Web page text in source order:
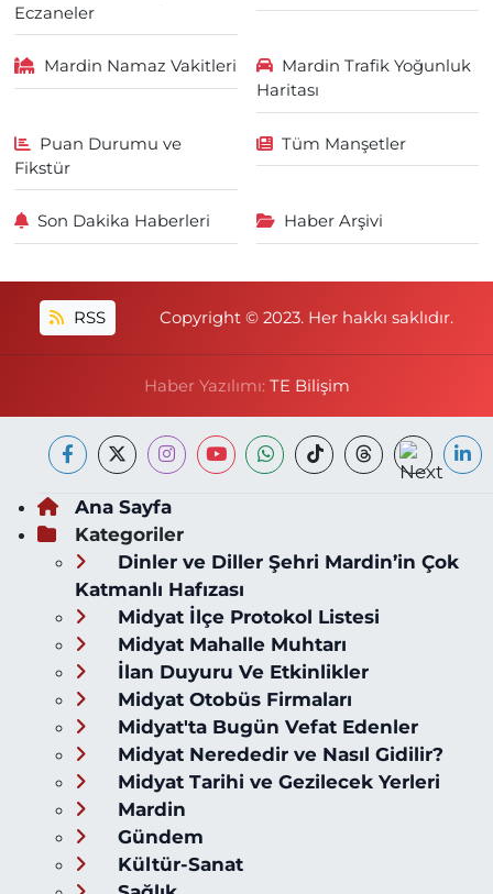
Eczaneler
Mardin Namaz Vakitleri
Mardin Trafik Yoğunluk
Haritası
Puan Durumu ve
Fikstür
Tüm Manşetler
Son Dakika Haberleri Haber Arşivi
RSS Copyright © 2023. Her hakkı saklıdır.
Haber Yazılımı: TE Bilişim
Ana Sayfa
Kategoriler
Dinler ve Diller Şehri Mardin’in Çok
Katmanlı Hafızası
Midyat İlçe Protokol Listesi
Midyat Mahalle Muhtarı
İlan Duyuru Ve Etkinlikler
Midyat Otobüs Firmaları
Midyat'ta Bugün Vefat Edenler
Midyat Nerededir ve Nasıl Gidilir?
Midyat Tarihi ve Gezilecek Yerleri
Mardin
Gündem
Kültür-Sanat